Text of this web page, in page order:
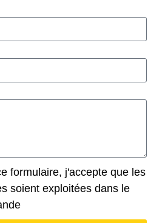
formulaire, j'accepte que les
soient exploitées dans le